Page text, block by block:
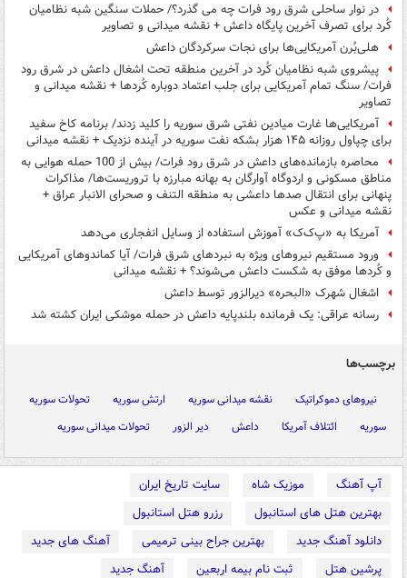
در نوار ساحلی شرق رود فرات چه می گذرد؟/ حملات سنگین شبه نظامیان
کُرد برای تصرف آخرین پایگاه داعش + نقشه میدانی و تصاویر
هلی‌بُرن آمریکایی‌ها برای نجات سرکردگان داعش
پیشروی شبه نظامیان کُرد در آخرین منطقه تحت اشغال داعش در شرق رود
فرات/ سنگ تمام آمریکایی برای جلب اعتماد دوباره کُردها + نقشه میدانی و
تصاویر
آمریکایی‌ها غارت میادین نفتی شرق سوریه را کلید زدند/ برنامه کاخ سفید
برای چپاول روزانه ۱۴۵ هزار بشکه نفت سوریه در آینده نزدیک + نقشه میدانی
محاصره بازمانده‌های داعش در شرق رود فرات/ بیش از 100 حمله هوایی به
مناطق مسکونی و اردوگاه آوارگان به بهانه مبارزه با تروریست‌ها/ مذاکرات
پنهانی برای انتقال صدها داعشی به منطقه التنف و صحرای الانبار عراق +
نقشه میدانی و عکس
آمریکا به «پ‌ک‌ک» آموزش استفاده از وسایل انفجاری می‌دهد
ورود مستقیم نیروهای ویژه به نبردهای شرق فرات/ آیا کماندوهای آمریکایی
و کُردها موفق به شکست داعش می‌شوند؟ + نقشه میدانی
اشغال شهرک «البحره» دیرالزور توسط داعش
رسانه عراقی: یک فرمانده بلندپایه داعش در حمله موشکی ایران کشته شد
برچسب‌ها
نیروهای دموکراتیک نقشه میدانی سوریه ارتش سوریه
تحولات سوریه
سوریه
ائتلاف آمریکا داعش دیر الزور تحولات میدانی سوریه
آپ آهنگ موزیک شاه
سایت تاریخ ایران
بهترین هتل های استانبول
رزرو هتل استانبول
دانلود آهنگ جدید
بهترین جراح بینی ترمیمی
آهنگ های جدید
پرشین هتل
ثبت نام بیمه اربعین آهنگ جدید